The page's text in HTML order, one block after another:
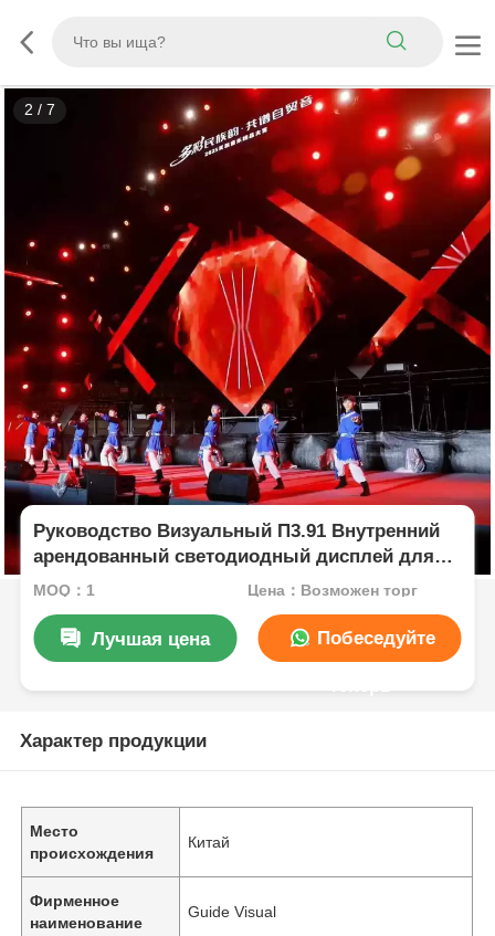
2 / 7
Руководство Визуальный П3.91 Внутренний
арендованный светодиодный дисплей для
концертов со стабильным сигналом и
MOQ：1 Цена：Возможен торг
Лучшая цена Побеседуйте
Характер продукции
Место
происхождения
Китай
Фирменное
наименование
Guide Visual